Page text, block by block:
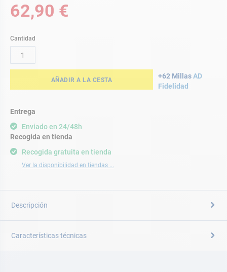
62,90 €
Cantidad
AÑADIR A LA CESTA +62 MillasAD
Fidelidad
Entrega
Enviado en 24/48h
Recogida gratuita en tienda
Ver la disponibilidad en tiendas ...
Recogida en tienda
de
imágenes
Descripción
Características técnicas